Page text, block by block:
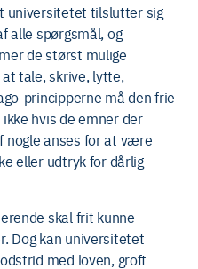
universitetet tilslutter sig
alle spørgsmål, og
de størst mulige
tale, skrive, lytte,
principperne må den frie
hvis de emner der
anses for at være
eller udtryk for dårlig
skal frit kunne
Dog kan universitetet
med loven, groft